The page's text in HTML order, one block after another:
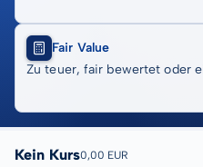
Fair Value
Zu teuer, fair bewertet oder
Kein Kurs0,00 EUR